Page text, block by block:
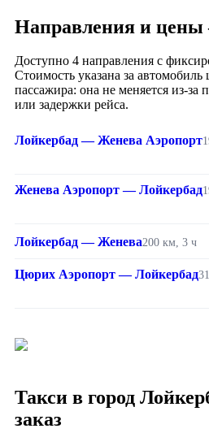
Направления и
Доступно 4 направления с
Стоимость указана за автомобиль
пассажира: она не меняется из-за
или задержки рейса.
Лойкербад — Женева Аэропорт
Женева Аэропорт — Лойкербад
Лойкербад — Женева200 км, 3 ч
Цюрих Аэропорт — Лойкербад
Такси в город
заказ